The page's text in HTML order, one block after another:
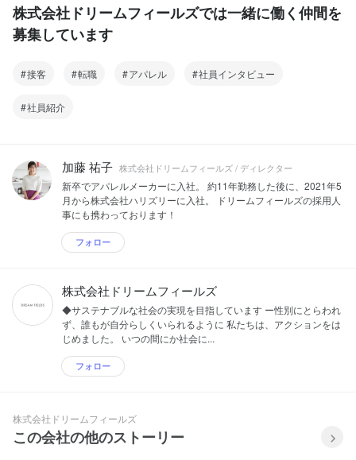
株式会社ドリームフィールズでは一緒に働く仲間を
募集しています
接客 転職 アパレル 社員インタビュー
社員紹介
加藤 祐子 株式会社ドリームフィールズ / ディレクター
新卒でアパレルメーカーに入社。 約11年勤務した後に、2021年5
月から株式会社ハリズリーに入社。 ドリームフィールズの採用人
事にも携わっております！
フォロー
株式会社ドリームフィールズ
◆サステナブルな社会の実現を目指しています ー性別にとらわれ
ず、誰もが自分らしくいられるように 私たちは、アクションをは
じめました。 いつの間にか社会に...
フォロー
株式会社ドリームフィールズ
この会社の他のストーリー